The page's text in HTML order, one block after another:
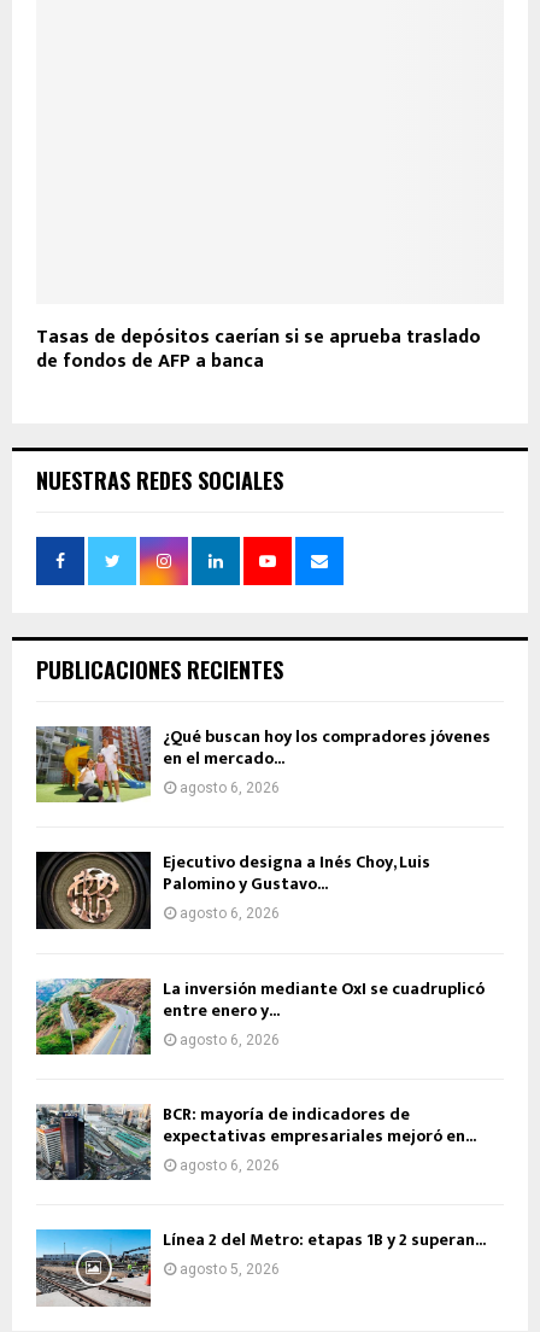
Tasas de depósitos caerían si se aprueba traslado
de fondos de AFP a banca
NUESTRAS REDES SOCIALES
PUBLICACIONES RECIENTES
¿Qué buscan hoy los compradores jóvenes
en el mercado...
agosto 6, 2026
Ejecutivo designa a Inés Choy, Luis
Palomino y Gustavo...
agosto 6, 2026
La inversión mediante OxI se cuadruplicó
entre enero y...
agosto 6, 2026
BCR: mayoría de indicadores de
expectativas empresariales mejoró en...
agosto 6, 2026
Línea 2 del Metro: etapas 1B y 2 superan...
agosto 5, 2026